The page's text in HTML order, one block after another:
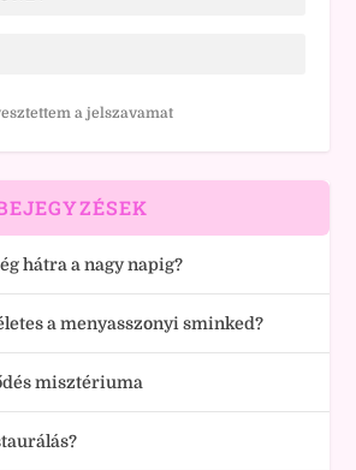
a jelszavamat
hátra a nagy napig?
a menyasszonyi sminked?
misztériuma